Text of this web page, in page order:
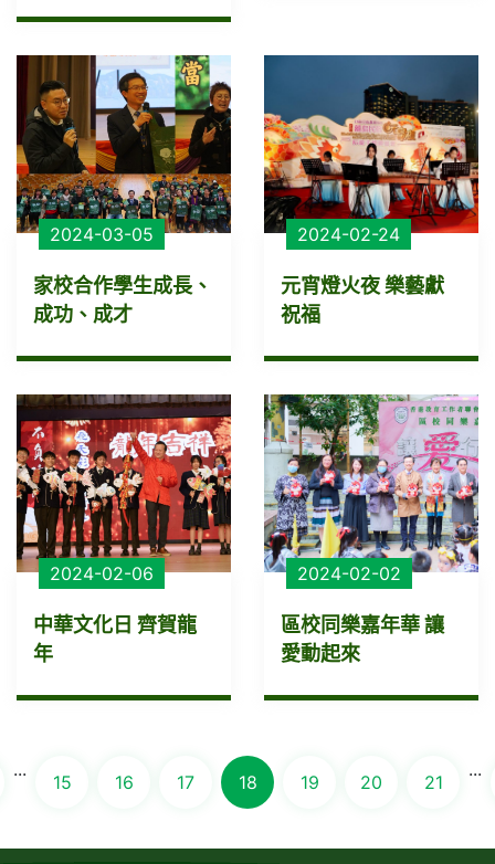
2024-03-05
家校合作學生成長、
成功、成才
2024-02-24
元宵燈火夜 樂藝獻
祝福
2024-02-06
中華文化日 齊賀龍
年
2024-02-02
區校同樂嘉年華 讓
愛動起來
...
15 16 17 18 19 20 21
...